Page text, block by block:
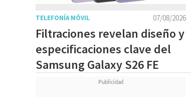
07/08/2026
TELEFONÍA MÓVIL
Filtraciones revelan diseño y
especificaciones clave del
Samsung Galaxy S26 FE